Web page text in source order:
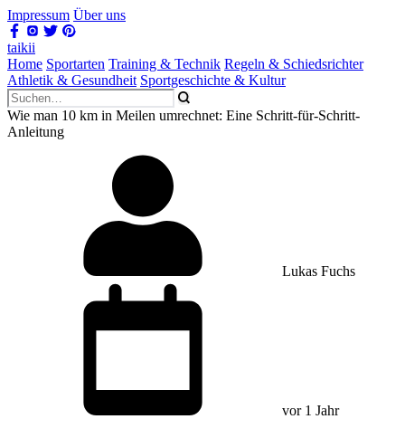
Impressum Über uns
taikii
Home Sportarten Training & Technik Regeln & Schiedsrichter
Athletik & Gesundheit Sportgeschichte & Kultur
Wie man 10 km in Meilen umrechnet: Eine Schritt-für-Schritt-
Anleitung
Lukas Fuchs
vor 1 Jahr